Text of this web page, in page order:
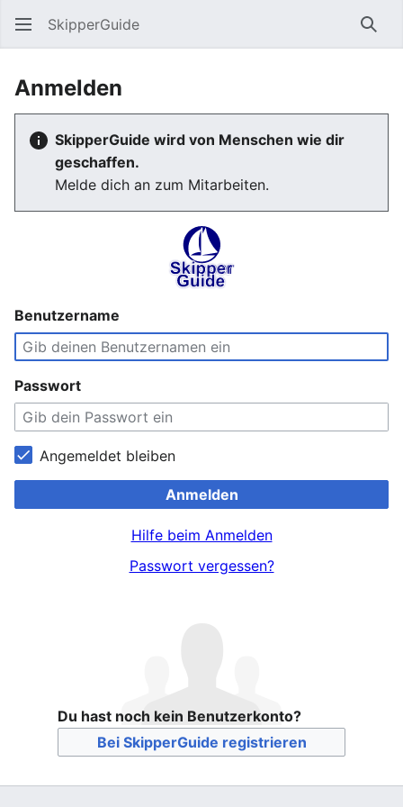
SkipperGuide
Anmelden
SkipperGuide wird von Menschen wie dir
geschaffen.
Melde dich an zum Mitarbeiten.
Benutzername
Passwort
Angemeldet bleiben
Anmelden
Hilfe beim Anmelden
Passwort vergessen?
Du hast noch kein Benutzerkonto?
Bei SkipperGuide registrieren